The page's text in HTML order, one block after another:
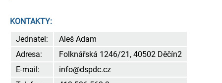
KONTAKTY:
Jednatel:
Aleš Adam
Adresa:
Folknářská 1246/21, 40502 Děčín2
E-mail:
info@dspdc.cz